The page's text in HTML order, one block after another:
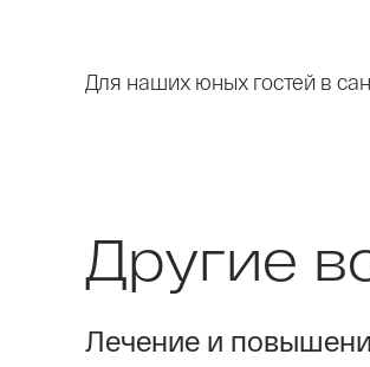
Для наших юных гостей в
Другие
Лечение и